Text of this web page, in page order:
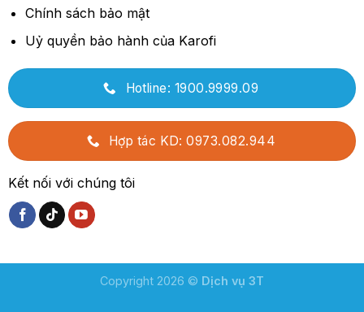
Chính sách bảo mật
Uỷ quyền bảo hành của Karofi
Hotline: 1900.9999.09
Hợp tác KD: 0973.082.944
Kết nối với chúng tôi
Copyright 2026 © Dịch vụ 3T